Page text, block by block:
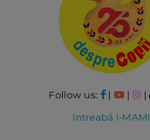
Follow us: | | |
Intreabă I-MAMI